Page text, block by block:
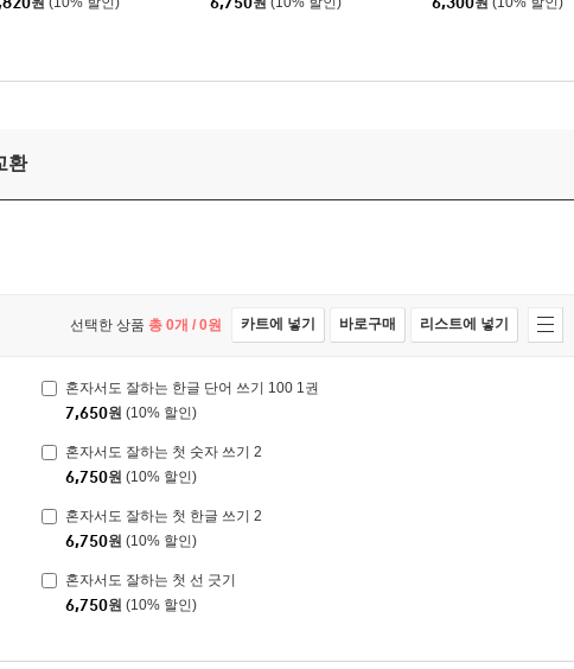
환
선택한 상품 총 0개 / 0원 카트에 넣기 바로구매 리스트에 넣기
혼자서도 잘하는 한글 단어 쓰기 100 1권
7,650원 (10% 할인)
혼자서도 잘하는 첫 숫자 쓰기 2
6,750원 (10% 할인)
혼자서도 잘하는 첫 한글 쓰기 2
6,750원 (10% 할인)
혼자서도 잘하는 첫 선 긋기
6,750원 (10% 할인)